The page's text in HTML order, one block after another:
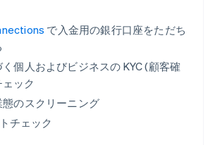
で入金用の銀行口座をただち
個人およびビジネスの KYC (顧客確
ック
のスクリーニング
チェック